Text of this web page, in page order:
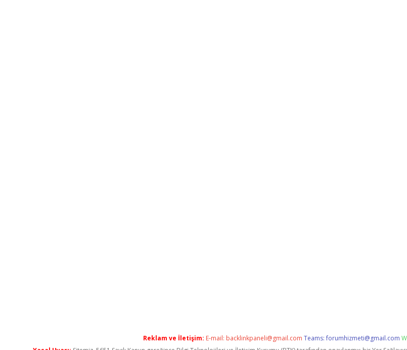
Reklam ve İletişim: E-mail: backlinkpaneli@gmail.com Teams:forumhizmeti@gmail.com